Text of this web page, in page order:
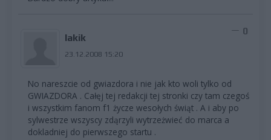
lakik
23.12.2008 15:20
0
No nareszcie od gwiazdora i nie jak kto woli tylko od
GWIAZDORA . Całęj tej redakcji tej stronki czy tam czegoś
i wszystkim fanom f1 życze wesołych świąt . A i aby po
sylwestrze wszyscy zdąrzyli wytrzeżwieć do marca a
dokladniej do pierwszego startu .